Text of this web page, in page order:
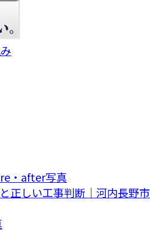
正しい工事判断｜河内長野市